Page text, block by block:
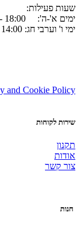
:שעות פעילות
ימים א'-ה': 18:00 - 09:00
ימי ו' וערבי חג: 14:00 - 08:00
and Cookie Policy
שירות לקוחות
תקנון
אודות
צור קשר